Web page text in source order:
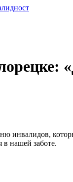
инвалидов,
в нашей заботе.